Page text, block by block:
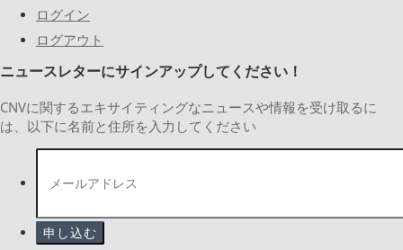
ログイン
ログアウト
ニュースレターにサインアップしてください！
CNVに関するエキサイティングなニュースや情報を受け取るに
は、以下に名前と住所を入力してください